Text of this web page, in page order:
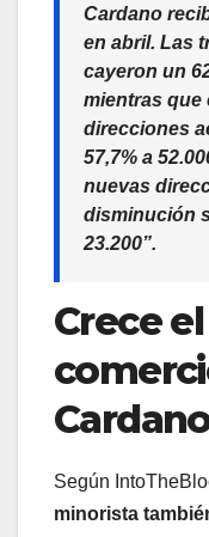
Cardano
en abril. Las
cayeron un
mientras que
direcciones
57,7% a
nuevas
disminución
23.200”.
Crece
Según
minorista